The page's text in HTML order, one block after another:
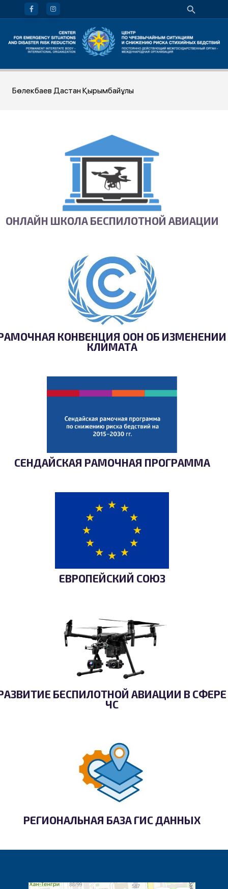
Бөлекбаев Дастан Қырымбайұлы
ОНЛАЙН ШКОЛА БЕСПИЛОТНОЙ АВИАЦИИ
КОНВЕНЦИЯ ООН ОБ ИЗМЕНЕНИИ
КЛИМАТА
СЕНДАЙСКАЯ РАМОЧНАЯ ПРОГРАММА
ЕВРОПЕЙСКИЙ СОЮЗ
БЕСПИЛОТНОЙ АВИАЦИИ В СФЕРЕ
ЧС
РЕГИОНАЛЬНАЯ БАЗА ГИС ДАННЫХ